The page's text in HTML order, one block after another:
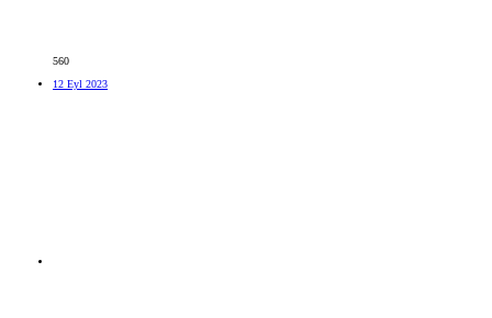
560
12 Eyl 2023